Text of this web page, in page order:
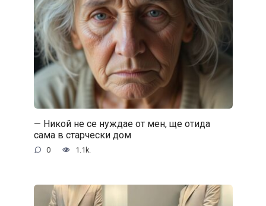
— Никой не се нуждае от мен, ще отида
сама в старчески дом
0 1.1k.